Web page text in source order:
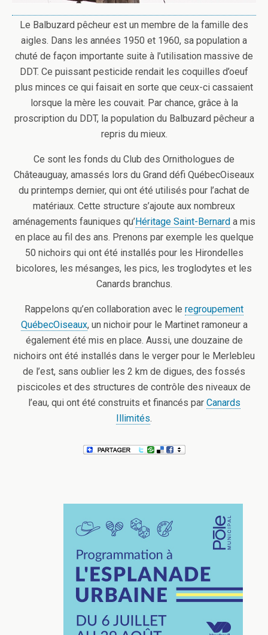
Le Balbuzard pêcheur est un membre de la famille des
aigles. Dans les années 1950 et 1960, sa population a
chuté de façon importante suite à l’utilisation massive de
DDT. Ce puissant pesticide rendait les coquilles d’oeuf
plus minces ce qui faisait en sorte que ceux-ci cassaient
lorsque la mère les couvait. Par chance, grâce à la
proscription du DDT, la population du Balbuzard pêcheur a
repris du mieux.
Ce sont les fonds du Club des Ornithologues de
Châteauguay, amassés lors du Grand défi QuébecOiseaux
du printemps dernier, qui ont été utilisés pour l’achat de
matériaux. Cette structure s’ajoute aux nombreux
aménagements fauniques qu’Héritage Saint-Bernard a mis
en place au fil des ans. Prenons par exemple les quelque
50 nichoirs qui ont été installés pour les Hirondelles
bicolores, les mésanges, les pics, les troglodytes et les
Canards branchus.
Rappelons qu’en collaboration avec le regroupement
QuébecOiseaux, un nichoir pour le Martinet ramoneur a
également été mis en place. Aussi, une douzaine de
nichoirs ont été installés dans le verger pour le Merlebleu
de l’est, sans oublier les 2 km de digues, des fossés
piscicoles et des structures de contrôle des niveaux de
l’eau, qui ont été construits et financés par Canards
Illimités.